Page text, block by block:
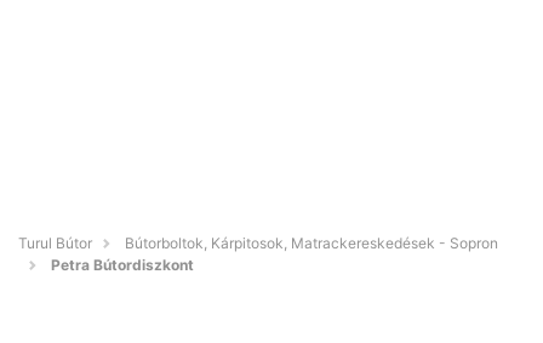
Turul Bútor
Bútorboltok, Kárpitosok, Matrackereskedések - Sopron
Petra Bútordiszkont